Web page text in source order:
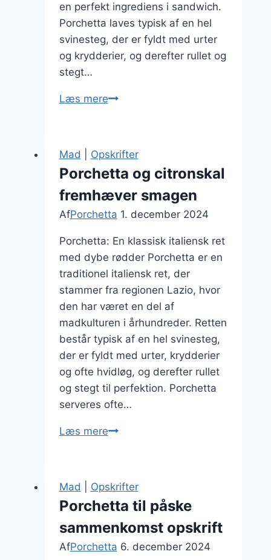
en perfekt ingrediens i sandwich.
Porchetta laves typisk af en hel
svinesteg, der er fyldt med urter
og krydderier, og derefter rullet og
stegt…
Læs merePorchetta
med
fyldninger
Mad Opskrifter
Porchetta og citronskal
fremhæver smagen
AfPorchetta 1. december 2024
Porchetta: En klassisk italiensk ret
med dybe rødder Porchetta er en
traditionel italiensk ret, der
stammer fra regionen Lazio, hvor
den har været en del af
madkulturen i århundreder. Retten
består typisk af en hel svinesteg,
der er fyldt med urter, krydderier
og ofte hvidløg, og derefter rullet
og stegt til perfektion. Porchetta
serveres ofte…
Læs merePorchetta
fremhæver
Mad Opskrifter
Porchetta til påske
sammenkomst opskrift
AfPorchetta 6. december 2024